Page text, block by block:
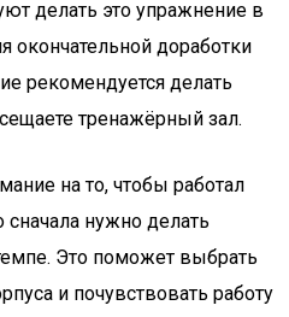
делать это упражнение в
окончательной доработки
рекомендуется делать
тренажёрный зал.
на то, чтобы работал
сначала нужно делать
Это поможет выбрать
и почувствовать работу